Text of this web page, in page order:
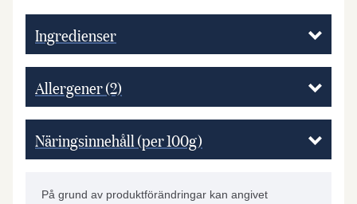
Ingredienser
Allergener(2)
Näringsinnehåll (per 100g)
På grund av produktförändringar kan angivet